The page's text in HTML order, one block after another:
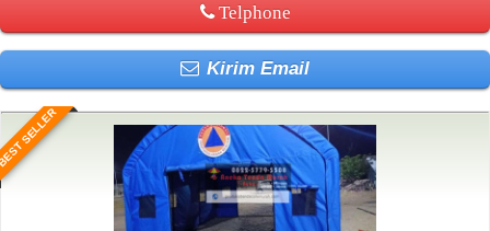
Telphone
Kirim Email
SELLER